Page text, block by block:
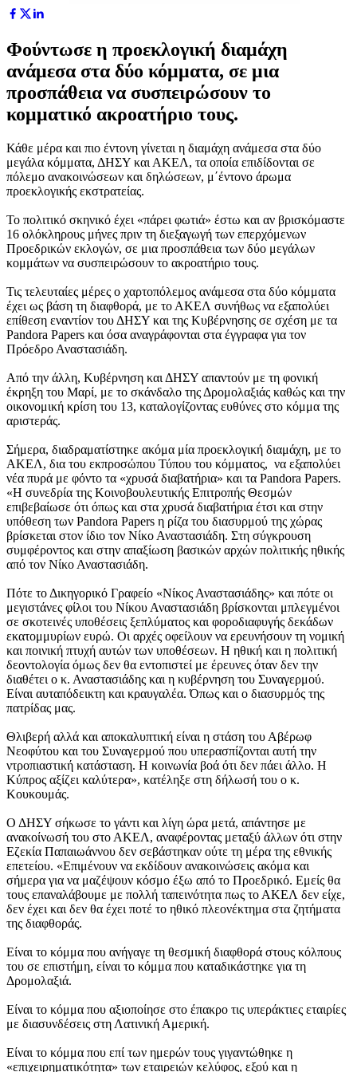
Φούντωσε η προεκλογική διαμάχη
ανάμεσα στα δύο κόμματα, σε μια
προσπάθεια να συσπειρώσουν το
κομματικό ακροατήριο τους.
Κάθε μέρα και πιο έντονη γίνεται η διαμάχη ανάμεσα στα δύο
μεγάλα κόμματα, ΔΗΣΥ και ΑΚΕΛ, τα οποία επιδίδονται σε
πόλεμο ανακοινώσεων και δηλώσεων, μ΄έντονο άρωμα
προεκλογικής εκστρατείας.
Το πολιτικό σκηνικό έχει «πάρει φωτιά» έστω και αν βρισκόμαστε
16 ολόκληρους μήνες πριν τη διεξαγωγή των επερχόμενων
Προεδρικών εκλογών, σε μια προσπάθεια των δύο μεγάλων
κομμάτων να συσπειρώσουν το ακροατήριο τους.
Τις τελευταίες μέρες ο χαρτοπόλεμος ανάμεσα στα δύο κόμματα
έχει ως βάση τη διαφθορά, με το ΑΚΕΛ συνήθως να εξαπολύει
επίθεση εναντίον του ΔΗΣΥ και της Κυβέρνησης σε σχέση με τα
Pandora Papers και όσα αναγράφονται στα έγγραφα για τον
Πρόεδρο Αναστασιάδη.
Από την άλλη, Κυβέρνηση και ΔΗΣΥ απαντούν με τη φονική
έκρηξη του Μαρί, με το σκάνδαλο της Δρομολαξιάς καθώς και την
οικονομική κρίση του 13, καταλογίζοντας ευθύνες στο κόμμα της
αριστεράς.
Σήμερα, διαδραματίστηκε ακόμα μία προεκλογική διαμάχη, με το
ΑΚΕΛ, δια του εκπροσώπου Τύπου του κόμματος, να εξαπολύει
νέα πυρά με φόντο τα «χρυσά διαβατήρια» και τα Pandora Papers.
«Η συνεδρία της Κοινοβουλευτικής Επιτροπής Θεσμών
επιβεβαίωσε ότι όπως και στα χρυσά διαβατήρια έτσι και στην
υπόθεση των Pandora Papers η ρίζα του διασυρμού της χώρας
βρίσκεται στον ίδιο τον Νίκο Αναστασιάδη. Στη σύγκρουση
συμφέροντος και στην απαξίωση βασικών αρχών πολιτικής ηθικής
από τον Νίκο Αναστασιάδη.
Πότε το Δικηγορικό Γραφείο «Νίκος Αναστασιάδης» και πότε οι
μεγιστάνες φίλοι του Νίκου Αναστασιάδη βρίσκονται μπλεγμένοι
σε σκοτεινές υποθέσεις ξεπλύματος και φοροδιαφυγής δεκάδων
εκατομμυρίων ευρώ. Οι αρχές οφείλουν να ερευνήσουν τη νομική
και ποινική πτυχή αυτών των υποθέσεων. Η ηθική και η πολιτική
δεοντολογία όμως δεν θα εντοπιστεί με έρευνες όταν δεν την
διαθέτει ο κ. Αναστασιάδης και η κυβέρνηση του Συναγερμού.
Είναι αυταπόδεικτη και κραυγαλέα. Όπως και ο διασυρμός της
πατρίδας μας.
Θλιβερή αλλά και αποκαλυπτική είναι η στάση του Αβέρωφ
Νεοφύτου και του Συναγερμού που υπερασπίζονται αυτή την
ντροπιαστική κατάσταση. Η κοινωνία βοά ότι δεν πάει άλλο. Η
Κύπρος αξίζει καλύτερα», κατέληξε στη δήλωσή του ο κ.
Κουκουμάς.
Ο ΔΗΣΥ σήκωσε το γάντι και λίγη ώρα μετά, απάντησε με
ανακοίνωσή του στο ΑΚΕΛ, αναφέροντας μεταξύ άλλων ότι στην
Εζεκία Παπαιωάννου δεν σεβάστηκαν ούτε τη μέρα της εθνικής
επετείου. «Επιμένουν να εκδίδουν ανακοινώσεις ακόμα και
σήμερα για να μαζέψουν κόσμο έξω από το Προεδρικό. Εμείς θα
τους επαναλάβουμε με πολλή ταπεινότητα πως το ΑΚΕΛ δεν είχε,
δεν έχει και δεν θα έχει ποτέ το ηθικό πλεονέκτημα στα ζητήματα
της διαφθοράς.
Είναι το κόμμα που ανήγαγε τη θεσμική διαφθορά στους κόλπους
του σε επιστήμη, είναι το κόμμα που καταδικάστηκε για τη
Δρομολαξιά.
Είναι το κόμμα που αξιοποίησε στο έπακρο τις υπεράκτιες εταιρίες
με διασυνδέσεις στη Λατινική Αμερική.
Είναι το κόμμα που επί των ημερών τους γιγαντώθηκε η
«επιχειρηματικότητα» των εταιρειών κελύφος, εξού και η